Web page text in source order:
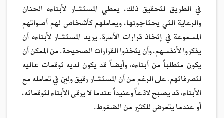
في الطريق لتحقيق ذلك، يعطي المستشار لأبناءه الحنان
والرعاية التي يحتاجونها، ويعاملهم كأشخاص لهم أصواتهم
المسموعة في إتخاذ قرارات الأسرة. يريد المستشار لأبناءه أن
يفكروا لأنفسهم، وأن يتخذوا القرارات الصحيحة. من الممكن أن
يكون متطلباً من أبناءه، وأيضاً قد يكون لديه توقعات عاليه
لتصرفاتهم. على الرغم من أن المستشار رقيق ولين في تعامله مع
الأبناء، قد يصبح لاذعاً وعنيداً عندما لا يرقى الأبناء لتوقعاته،
أو عندما يتعرض للكثير من الضغوط.